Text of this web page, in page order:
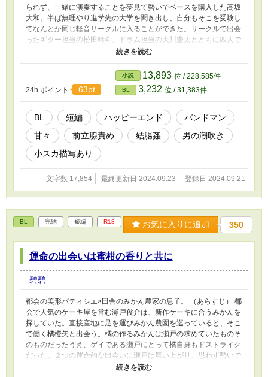
られず、一緒に演奏することを夢見て勢いでベースを購入した高坂
大和。半ば無理やり進学先の大学を聞き出し、自分もそこを受験し
てなんとか同じ軽音サークルに入ることができた。サークルで出会
ったギター担当の松田晴斗、ドラム担当の大川慶太とともに四人で
バンド「凪に落雷」を結成する。中毒性と独創性のある綴の音楽は
先、綴から「ソロ活動をしたい」と言われて・・・。 （R18シーン
内容） ３話のみR18描写があります。前立腺責め、ゴム姦、結腸
姦、中出し、メスイキ、潮吹き、小スカなど。閲覧ご注意くださ
い。
24h.ポイント 63pt
小説 13,893 位 / 228,585件
BL 3,232 位 / 31,383件
BL 短編 ハッピーエンド
バンドマン
甘々
前立腺責め 結腸姦
男の潮吹き
小スカ描写あり
文字数 17,854 最終更新日 2024.09.23 登録日 2024.09.21
BL 完結 短編 R18 お気に入りに追加 350
運命の出会いは蜜柑の香りと共に
碧碧
都会の美形パティシエ×田舎のみかん農家の息子。 （あらすじ） 都
会で人気のケーキ屋を営む瀬戸俊介は、新作ケーキに合うみかんを
探していた。直接産地に足を運びみかん農園を巡っていると、そこ
で働く橘橙矢と出会う。橘の作るみかんは瀬戸の求めていたものそ
のものだったうえ、ゲイである瀬戸にとって橘自身もドストライク
だった。２つの運命的な出会いに瀬戸は舞い上がり、思わず勢いで
告白してしまう。 （R18シーンについて） ２話以降、予告なく18